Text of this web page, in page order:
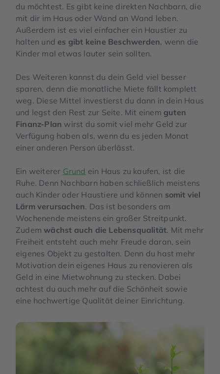
du möchtest. Es gibt keine direkten Nachbarn, die
mit dir im Haus oder Wand an Wand leben.
Außerdem ist es viel einfacher ein Haustier zu
halten und es gibt keine Beschwerden, wenn die
Kinder mal etwas lauter sein sollten.
Des Weiteren kannst du dein Geld viel besser
sparen, denn die monatliche Miete fällt komplett
weg. Diese Mittel investierst du dann in dein Haus
und legst den Rest zur Seite. Mit einem guten
Finanz-Plan wirst du somit viel mehr Geld zur
Verfügung haben als, wenn du es jeden Monat
einer anderen Person überlässt.
Ein weiterer Grund ein Haus zu kaufen, ist die
Ruhe. Denn Nachbarn haben schließlich meistens
auch Kinder oder Haustiere und können somit viel
Lärm verursachen. Das ist besonders am
Wochenende meistens ein großer Streitpunkt.
Zudemwächst auch die Lebensqualität. Mit mehr
Freiheit entsteht auch mehr Freude daran, sein
eigenes Objekt zu gestalten. Denn du hast mehr
Motivation dein eigenes Haus zu renovieren als
Geld in eine Mietwohnung zu stecken. Dabei
achtest du auch mehr auf die Schönheit sowie
eine hochwertige Qualität deiner Einrichtung.